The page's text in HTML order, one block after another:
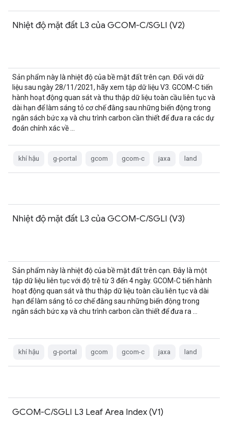
Nhiệt độ mặt đất L3 của GCOM-C/SGLI (V2)
Sản phẩm này là nhiệt độ của bề mặt đất trên cạn. Đối với dữ
liệu sau ngày 28/11/2021, hãy xem tập dữ liệu V3. GCOM-C tiến
hành hoạt động quan sát và thu thập dữ liệu toàn cầu liên tục và
dài hạn để làm sáng tỏ cơ chế đằng sau những biến động trong
ngân sách bức xạ và chu trình carbon cần thiết để đưa ra các dự
đoán chính xác về …
khí hậu g-portal gcom gcom-c jaxa land
Nhiệt độ mặt đất L3 của GCOM-C/SGLI (V3)
Sản phẩm này là nhiệt độ của bề mặt đất trên cạn. Đây là một
tập dữ liệu liên tục với độ trễ từ 3 đến 4 ngày. GCOM-C tiến hành
hoạt động quan sát và thu thập dữ liệu toàn cầu liên tục và dài
hạn để làm sáng tỏ cơ chế đằng sau những biến động trong
ngân sách bức xạ và chu trình carbon cần thiết để đưa ra …
khí hậu g-portal gcom gcom-c jaxa land
GCOM-C/SGLI L3 Leaf Area Index (V1)